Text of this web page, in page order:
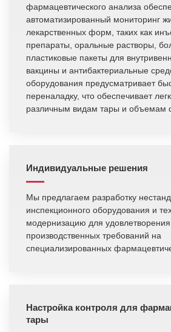
фармацевтического анализа
автоматизированный мониторинг
лекарственных форм, таких как
препараты, оральные растворы,
пластиковые пакеты для
вакцины и антибактериальные
оборудования предусматривает
переналадку, что обеспечивает
различным видам тары и объемам
Индивидуальные решения
Мы предлагаем разработку
инспекционного оборудования и
модернизацию для
производственных требований на
специализированных
Настройка контроля для
тары